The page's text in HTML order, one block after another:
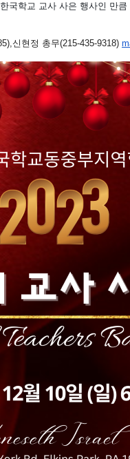
국학교 교사 사은 행사인 만
신현정 총무(215-435-9318)